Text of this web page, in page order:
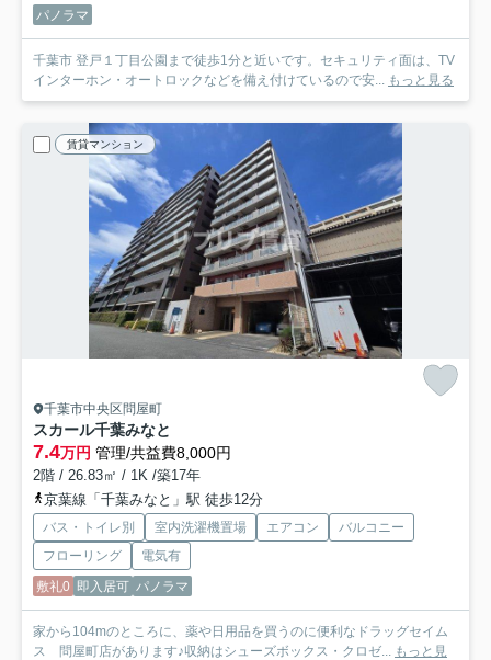
パノラマ
千葉市 登戸１丁目公園まで徒歩1分と近いです。セキュリティ面は、TV
インターホン・オートロックなどを備え付けているので安...
もっと見る
賃貸マンション
千葉市中央区問屋町
スカール千葉みなと
7.4万円 管理/共益費8,000円
2階 / 26.83㎡ / 1K /築17年
京葉線「千葉みなと」駅 徒歩12分
バス・トイレ別 室内洗濯機置場 エアコン
バルコニー
フローリング
電気有
敷礼0 即入居可 パノラマ
家から104mのところに、薬や日用品を買うのに便利なドラッグセイム
ス 問屋町店があります♪収納はシューズボックス・クロゼ...
もっと見